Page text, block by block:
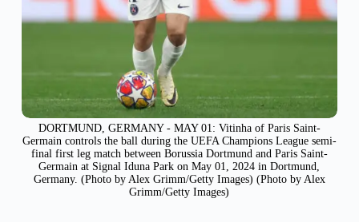
DORTMUND, GERMANY - MAY 01: Vitinha of Paris Saint-
Germain controls the ball during the UEFA Champions League semi-
final first leg match between Borussia Dortmund and Paris Saint-
Germain at Signal Iduna Park on May 01, 2024 in Dortmund,
Germany. (Photo by Alex Grimm/Getty Images) (Photo by Alex
Grimm/Getty Images)